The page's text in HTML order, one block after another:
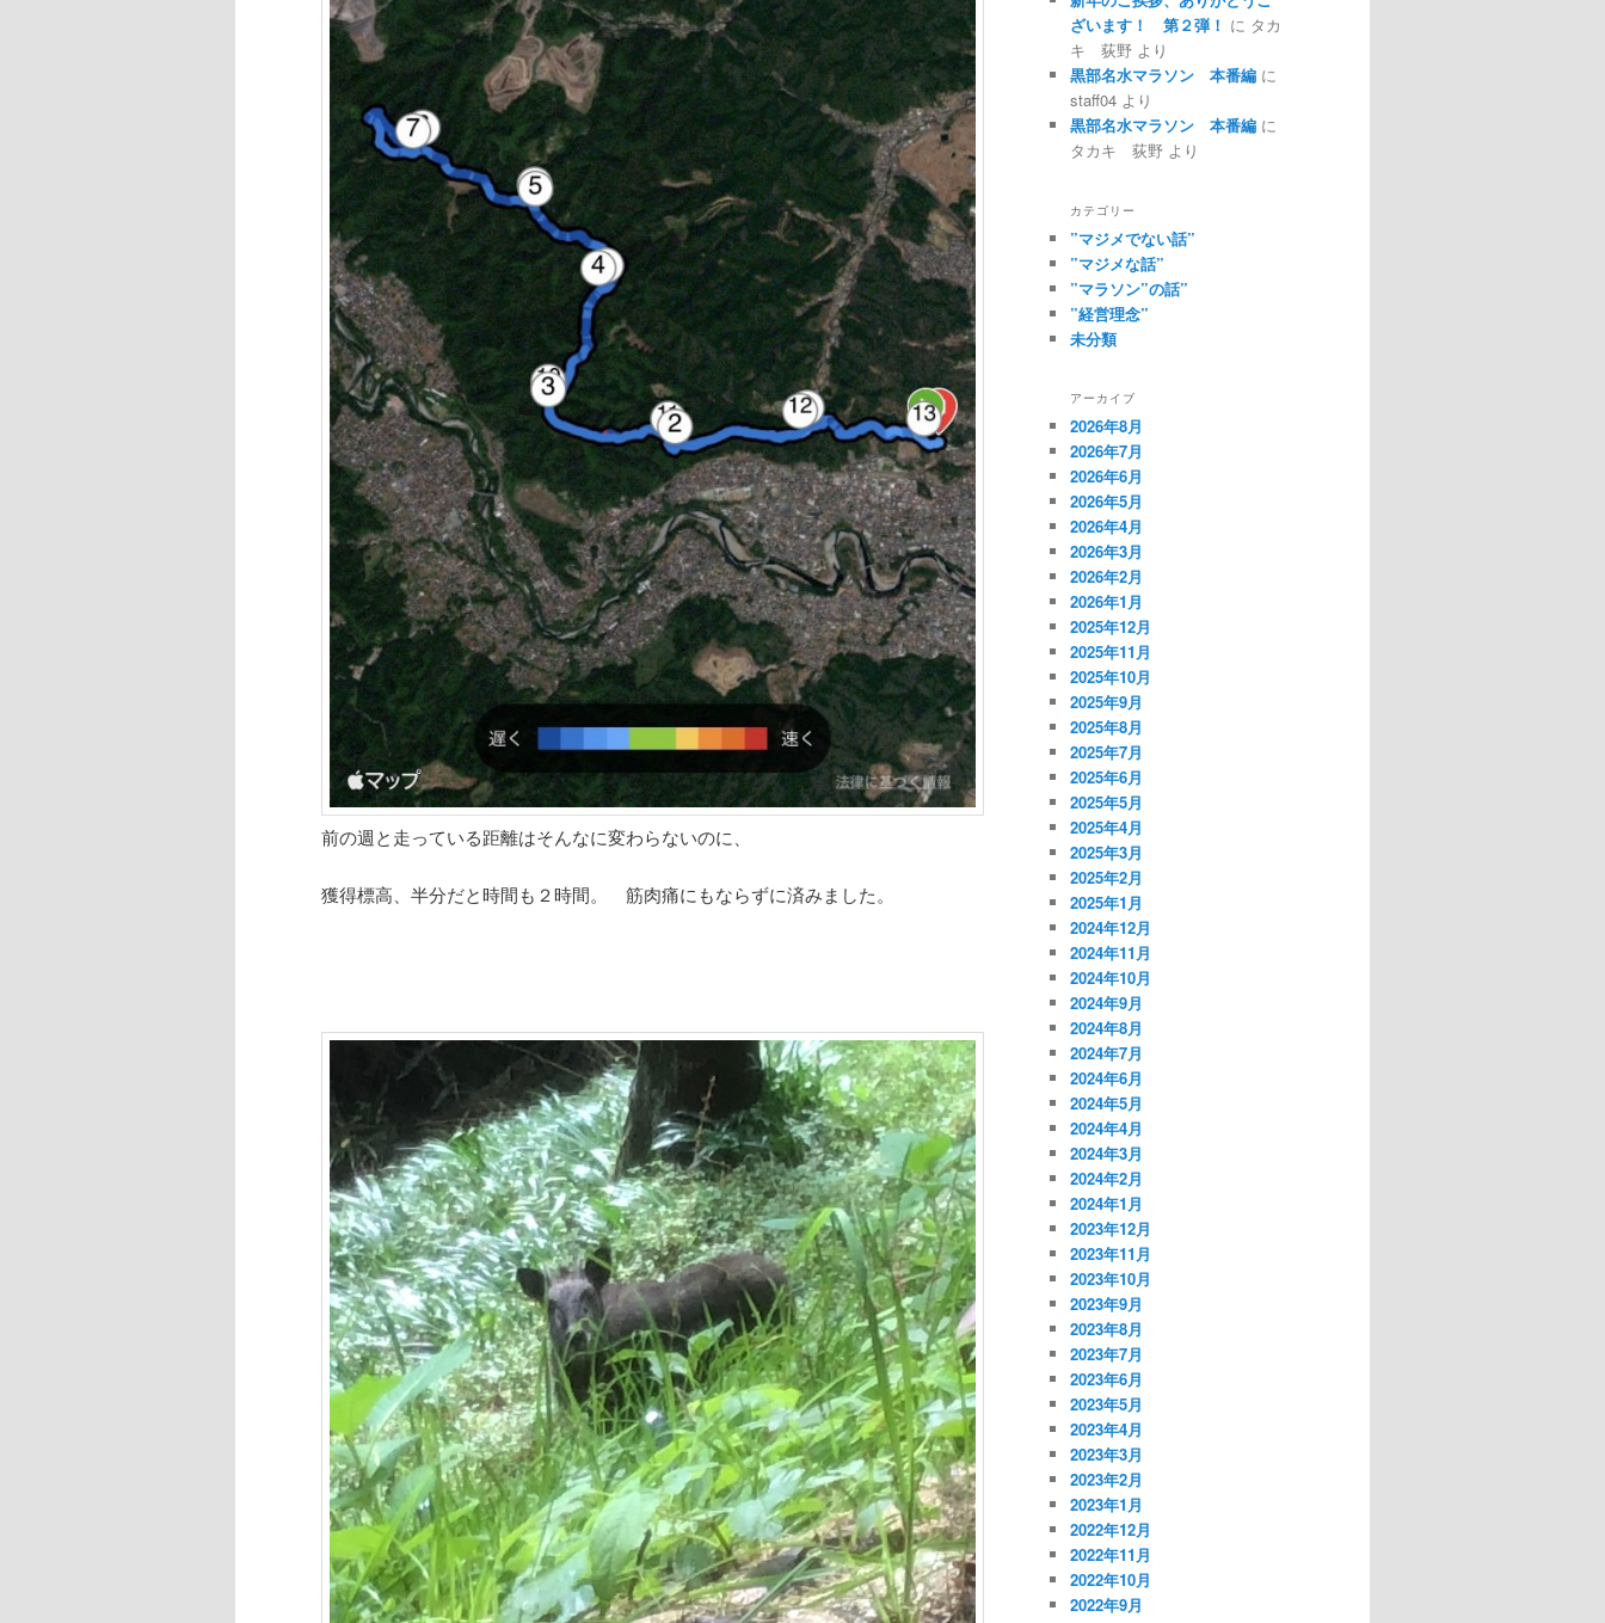
前の週と走っている距離はそんなに変わらないのに、
獲得標高、半分だと時間も２時間。 筋肉痛にもならずに済みました。
ざいます！ 第２弾！ に タカ
キ 荻野 より
黒部名水マラソン 本番編 に
staff04 より
黒部名水マラソン 本番編 に
タカキ 荻野 より
カテゴリー
”マジメでない話”
”マジメな話”
”マラソン”の話”
”経営理念”
未分類
アーカイブ
2026年8月
2026年7月
2026年6月
2026年5月
2026年4月
2026年3月
2026年2月
2026年1月
2025年12月
2025年11月
2025年10月
2025年9月
2025年8月
2025年7月
2025年6月
2025年5月
2025年4月
2025年3月
2025年2月
2025年1月
2024年12月
2024年11月
2024年10月
2024年9月
2024年8月
2024年7月
2024年6月
2024年5月
2024年4月
2024年3月
2024年2月
2024年1月
2023年12月
2023年11月
2023年10月
2023年9月
2023年8月
2023年7月
2023年6月
2023年5月
2023年4月
2023年3月
2023年2月
2023年1月
2022年12月
2022年11月
2022年10月
2022年9月